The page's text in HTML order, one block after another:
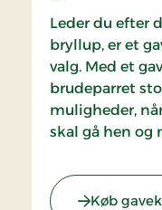
Leder du efter
bryllup, er et
valg. Med et
brudeparret
muligheder,
skal gå hen og
Køb